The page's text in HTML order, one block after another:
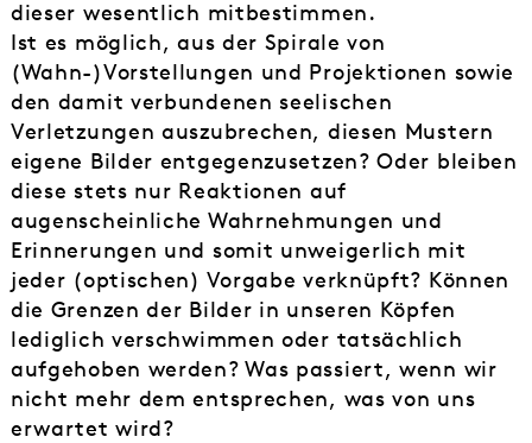
dieser wesentlich mitbestimmen.
Ist es möglich, aus der Spirale von
(Wahn-)Vorstellungen und Projektionen sowie
den damit verbundenen seelischen
Verletzungen auszubrechen, diesen Mustern
eigene Bilder entgegenzusetzen? Oder bleiben
diese stets nur Reaktionen auf
augenscheinliche Wahrnehmungen und
Erinnerungen und somit unweigerlich mit
jeder (optischen) Vorgabe verknüpft? Können
die Grenzen der Bilder in unseren Köpfen
lediglich verschwimmen oder tatsächlich
aufgehoben werden? Was passiert, wenn wir
nicht mehr dem entsprechen, was von uns
erwartet wird?